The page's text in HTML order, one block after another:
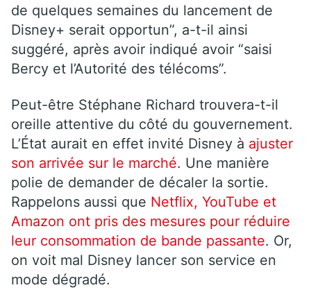
de quelques semaines du lancement de
Disney+ serait opportun”, a-t-il ainsi
suggéré, après avoir indiqué avoir “saisi
Bercy et l’Autorité des télécoms”.
Peut-être Stéphane Richard trouvera-t-il
oreille attentive du côté du gouvernement.
L’État aurait en effet invité Disney à ajuster
son arrivée sur le marché. Une manière
polie de demander de décaler la sortie.
Rappelons aussi que Netflix, YouTube et
Amazon ont pris des mesures pour réduire
leur consommation de bande passante. Or,
on voit mal Disney lancer son service en
mode dégradé.